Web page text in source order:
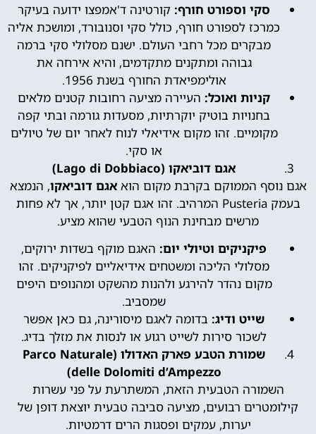
סקי וספורט חורף: קורטינה ד'אמפצו ידועה בעיקר
כמרכז לספורט חורף, כולל סקי וסנובורד, ומושכת אליה
מבקרים מכל רחבי העולם. ישנם מסלולי סקי ברמה
גבוהה ומתקנים מתקדמים, והיא אירחה את
אולימפיאדת החורף בשנת 1956.
קניות ואוכל: העיירה מציעה רחובות קטנים מלאים
בחנויות בוטיק יוקרתיות, מסעדות גורמה ובתי קפה
מקומיים. זהו מקום אידיאלי לנוח לאחר יום של טיולים
או סקי.
אגם דוביאקו (Lago di Dobbiaco)
אגם נוסף הממוקם בקרבת מקום הואאגם דוביאקו, הנמצא
בעמק Pusteria המרהיב. זהו אגם קטן יותר, אך לא פחות
מרשים מבחינת הנוף הטבעי שהוא מציע.
פיקניקים וטיולי יום: האגם מוקף בשדות ירוקים,
מסלולי הליכה ומשטחים אידיאליים לפיקניקים. זהו
מקום נהדר להירגע ולהנות מהשקט ומהנופים היפים
שמסביב.
שייט ודיג: בדומה לאגם מיסורינה, גם כאן אפשר
לשכור סירות לשייט רגוע או לנסות את מזלך בדיג.
שמורת הטבע פארק האדולו (Parco Naturale
delle Dolomiti d’Ampezzo)
השמורה הטבעית הזאת, המשתרעת על פני עשרות
קילומטרים רבועים, מציעה סביבה טבעית יוצאת דופן של
יערות, עמקים ופסגות הרים דרמטיות.